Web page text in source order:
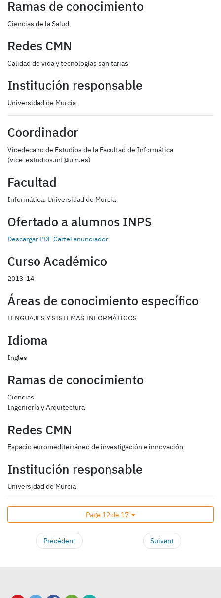
Ramas de conocimiento
Ciencias de la Salud
Redes CMN
Calidad de vida y tecnologías sanitarias
Institución responsable
Universidad de Murcia
Coordinador
Vicedecano de Estudios de la Facultad de Informática
(vice_estudios.inf@um.es)
Facultad
Informática. Universidad de Murcia
Ofertado a alumnos INPS
Descargar PDFCartel anunciador
Curso Académico
2013-14
Áreas de conocimiento específico
LENGUAJES Y SISTEMAS INFORMÁTICOS
Idioma
Inglés
Ramas de conocimiento
Ciencias
Ingeniería y Arquitectura
Redes CMN
Espacio euromediterráneo de investigación e innovación
Institución responsable
Universidad de Murcia
Page 12 de 17
Précédent Suivant